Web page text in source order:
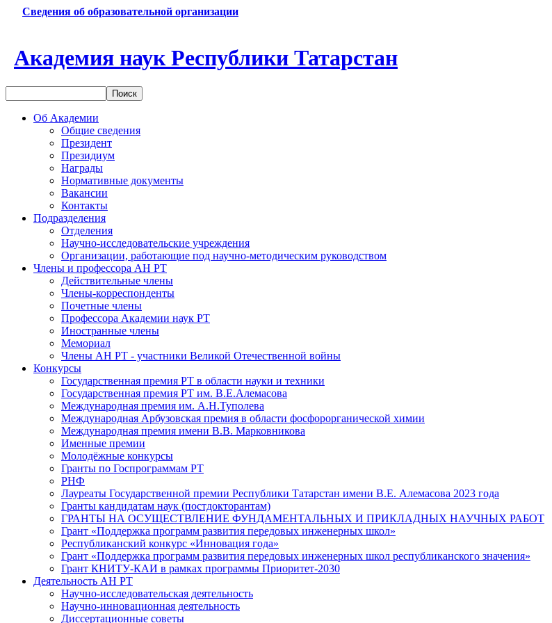
Сведения об образовательной организации
Академия наук Республики Татарстан
Об Академии
Общие сведения
Президент
Президиум
Награды
Нормативные документы
Вакансии
Контакты
Подразделения
Отделения
Научно-исследовательские учреждения
Организации, работающие под научно-методическим руководством
Члены и профессора АН РТ
Действительные члены
Члены-корреспонденты
Почетные члены
Профессора Академии наук РТ
Иностранные члены
Мемориал
Члены АН РТ - участники Великой Отечественной войны
Конкурсы
Государственная премия РТ в области науки и техники
Государственная премия РТ им. В.Е.Алемасова
Международная премия им. А.Н.Туполева
Международная Арбузовская премия в области фосфорорганической химии
Международная премия имени В.В. Марковникова
Именные премии
Молодёжные конкурсы
Гранты по Госпрограммам РТ
РНФ
Лауреаты Государственной премии Республики Татарстан имени В.Е. Алемасова 2023 года
Гранты кандидатам наук (постдокторантам)
ГРАНТЫ НА ОСУЩЕСТВЛЕНИЕ ФУНДАМЕНТАЛЬНЫХ И ПРИКЛАДНЫХ НАУЧНЫХ РАБОТ
Грант «Поддержка программ развития передовых инженерных школ»
Республиканский конкурс «Инновация года»
Грант «Поддержка программ развития передовых инженерных школ республиканского значения»
Грант КНИТУ-КАИ в рамках программы Приоритет-2030
Деятельность АН РТ
Научно-исследовательская деятельность
Научно-инновационная деятельность
Диссертационные советы